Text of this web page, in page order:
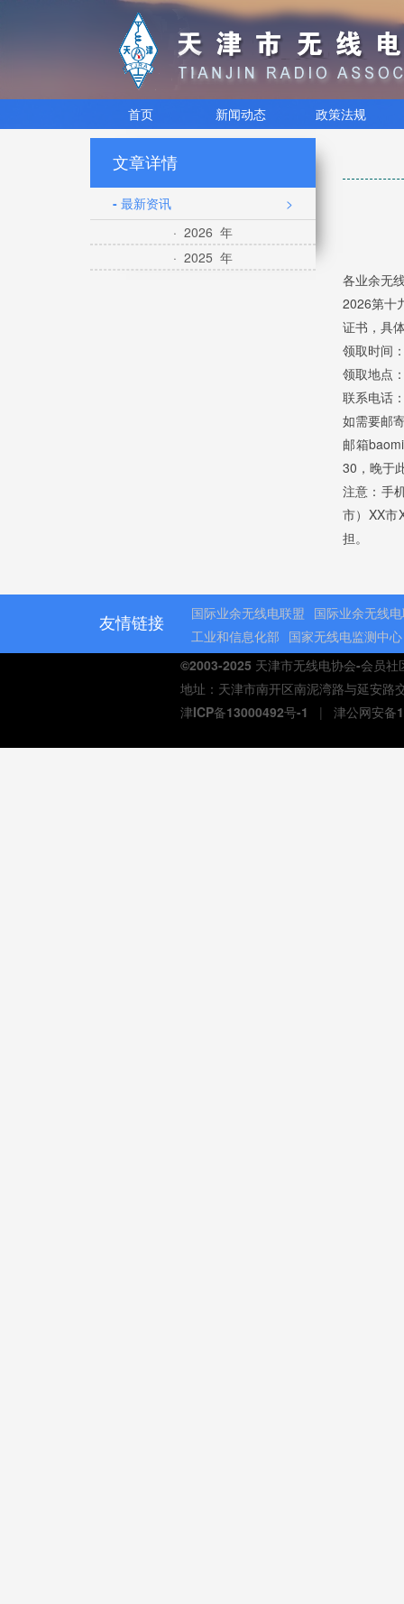
首页 新闻动态 政策法规
文章详情
- 最新资讯
>
· 2026 年
· 2025 年
各业余无
2026第十
证书，具
领取时间
领取地点
联系电话
如需要邮
邮箱
30，晚于
注意：手
市）XX市
担。
友情链接 国际业余无线电联盟 国际业余无线
工业和信息化部 国家无线电监测中心
©2003-2025 天津市无线电协会-会员社
地址：天津市南开区南泥湾路与延安
津ICP备13000492号-1 | 津公网安备